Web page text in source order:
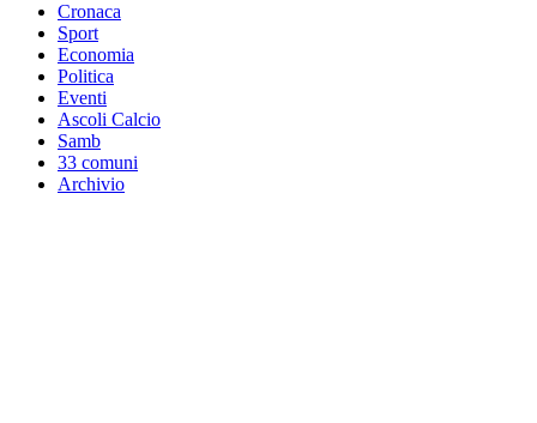
Cronaca
Sport
Economia
Politica
Eventi
Ascoli Calcio
Samb
33 comuni
Archivio